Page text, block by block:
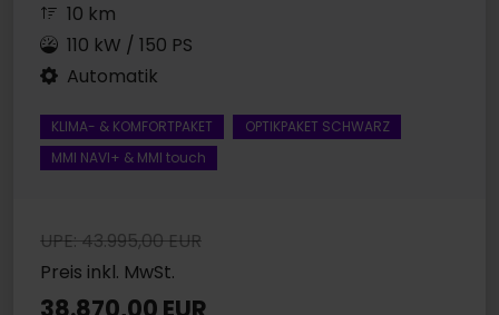
10 km
110 kW / 150 PS
Automatik
KLIMA- & KOMFORTPAKET
OPTIKPAKET SCHWARZ
MMI NAVI+ & MMI touch
UPE: 43.995,00 EUR
Preis inkl. MwSt.